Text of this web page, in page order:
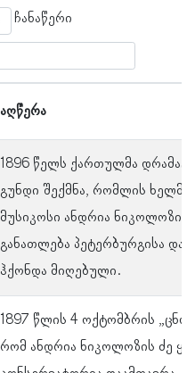
ჩანაწერი
აღწერა
1896 წელს ქართულმა
გუნდი შექმნა, რომლის
მუსიკოსი ანდრია ნიკოლოზის
განათლება პეტერბურგისა და
ჰქონდა მიღებული.
1897 წლის 4 ოქტომბრის
რომ ანდრია ნიკოლოზის ძე